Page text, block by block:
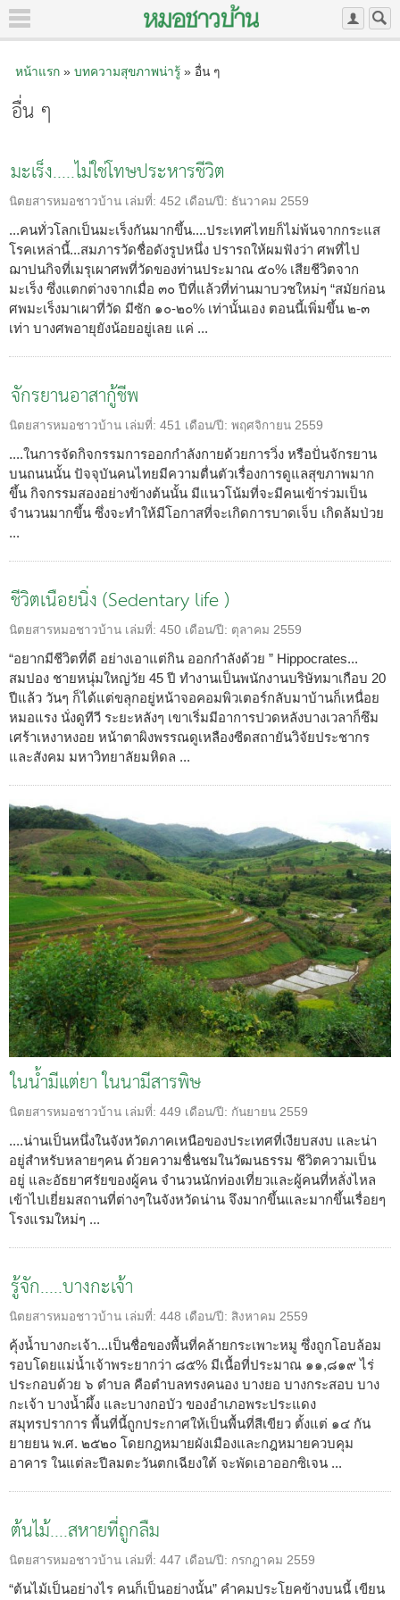
หน้าแรก» บทความสุขภาพน่ารู้» อื่น ๆ
อื่น ๆ
มะเร็ง.....ไม่ใช่โทษประหารชีวิต
นิตยสารหมอชาวบ้าน เล่มที่: 452 เดือน/ปี: ธันวาคม 2559
...คนทั่วโลกเป็นมะเร็งกันมากขึ้น....ประเทศไทยก็ไม่พ้นจากกระแส
โรคเหล่านี้...สมภารวัดชื่อดังรูปหนึ่ง ปรารถให้ผมฟังว่า ศพที่ไป
ฌาปนกิจที่เมรุเผาศพที่วัดของท่านประมาณ ๕๐% เสียชีวิตจาก
มะเร็ง ซึ่งแตกต่างจากเมื่อ ๓๐ ปีที่แล้วที่ท่านมาบวชใหม่ๆ “สมัยก่อน
ศพมะเร็งมาเผาที่วัด มีซัก ๑๐-๒๐% เท่านั้นเอง ตอนนี้เพิ่มขึ้น ๒-๓
เท่า บางศพอายุยังน้อยอยู่เลย แค่ ...
จักรยานอาสากู้ชีพ
นิตยสารหมอชาวบ้าน เล่มที่: 451 เดือน/ปี: พฤศจิกายน 2559
....ในการจัดกิจกรรมการออกกำลังกายด้วยการวิ่ง หรือปั่นจักรยาน
บนถนนนั้น ปัจจุบันคนไทยมีความตื่นตัวเรื่องการดูแลสุขภาพมาก
ขึ้น กิจกรรมสองอย่างข้างต้นนั้น มีแนวโน้มที่จะมีคนเข้าร่วมเป็น
จำนวนมากขึ้น ซึ่งจะทำให้มีโอกาสที่จะเกิดการบาดเจ็บ เกิดล้มป่วย
...
ชีวิตเนือยนิ่ง (Sedentary life )
นิตยสารหมอชาวบ้าน เล่มที่: 450 เดือน/ปี: ตุลาคม 2559
“อยากมีชีวิตที่ดี อย่างเอาแต่กิน ออกกำลังด้วย ” Hippocrates...
สมปอง ชายหนุ่มใหญ่วัย 45 ปี ทำงานเป็นพนักงานบริษัทมาเกือบ 20
ปีแล้ว วันๆ ก็ได้แต่ขลุกอยู่หน้าจอคอมพิวเตอร์กลับมาบ้านก็เหนื่อย
หมอแรง นั่งดูทีวี ระยะหลังๆ เขาเริ่มมีอาการปวดหลังบางเวลาก็ซึม
เศร้าเหงาหงอย หน้าตาผิงพรรณดูเหลืองซีดสถายันวิจัยประชากร
และสังคม มหาวิทยาลัยมหิดล ...
ในน้ำมีแต่ยา ในนามีสารพิษ
นิตยสารหมอชาวบ้าน เล่มที่: 449 เดือน/ปี: กันยายน 2559
....น่านเป็นหนึ่งในจังหวัดภาคเหนือของประเทศที่เงียบสงบ และน่า
อยู่สำหรับหลายๆคน ด้วยความชื่นชมในวัฒนธรรม ชีวิตความเป็น
อยู่ และอัธยาศรัยของผู้คน จำนวนนักท่องเที่ยวและผู้คนที่หลั่งไหล
เข้าไปเยี่ยมสถานที่ต่างๆในจังหวัดน่าน จึงมากขึ้นและมากขึ้นเรื่อยๆ
โรงแรมใหม่ๆ ...
รู้จัก.....บางกะเจ้า
นิตยสารหมอชาวบ้าน เล่มที่: 448 เดือน/ปี: สิงหาคม 2559
คุ้งน้ำบางกะเจ้า...เป็นชื่อของพื้นที่คล้ายกระเพาะหมู ซึ่งถูกโอบล้อม
รอบโดยแม่น้ำเจ้าพระยากว่า ๘๕% มีเนื้อที่ประมาณ ๑๑,๘๑๙ ไร่
ประกอบด้วย ๖ ตำบล คือตำบลทรงคนอง บางยอ บางกระสอบ บาง
กะเจ้า บางน้ำผึ้ง และบางกอบัว ของอำเภอพระประแดง
สมุทรปราการ พื้นที่นี้ถูกประกาศให้เป็นพื้นที่สีเขียว ตั้งแต่ ๑๔ กัน
ยายยน พ.ศ. ๒๕๒๐ โดยกฎหมายผังเมืองและกฎหมายควบคุม
อาคาร ในแต่ละปีลมตะวันตกเฉียงใต้ จะพัดเอาออกซิเจน ...
ต้นไม้....สหายที่ถูกลืม
นิตยสารหมอชาวบ้าน เล่มที่: 447 เดือน/ปี: กรกฎาคม 2559
“ต้นไม้เป็นอย่างไร คนก็เป็นอย่างนั้น” คำคมประโยคข้างบนนี้ เขียน